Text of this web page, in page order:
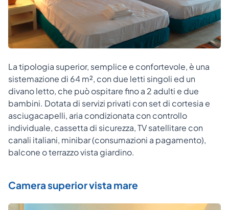
La tipologia superior, semplice e confortevole, è una
sistemazione di 64 m², con due letti singoli ed un
divano letto, che può ospitare fino a 2 adulti e due
bambini. Dotata di servizi privati con set di cortesia e
asciugacapelli, aria condizionata con controllo
individuale, cassetta di sicurezza, TV satellitare con
canali italiani, minibar (consumazioni a pagamento),
balcone o terrazzo vista giardino.
Camera superior vista mare